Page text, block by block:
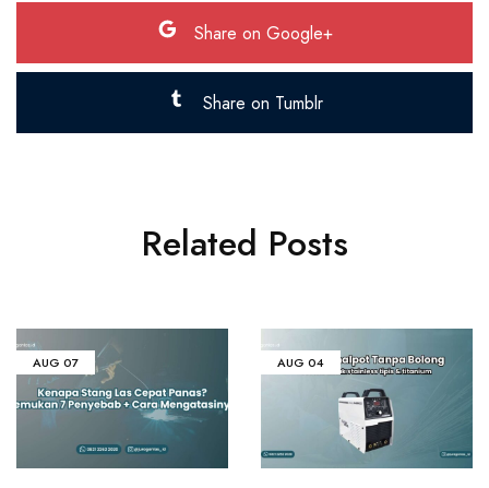
Share on Google+
Share on Tumblr
Related Posts
AUG 07 AUG 04